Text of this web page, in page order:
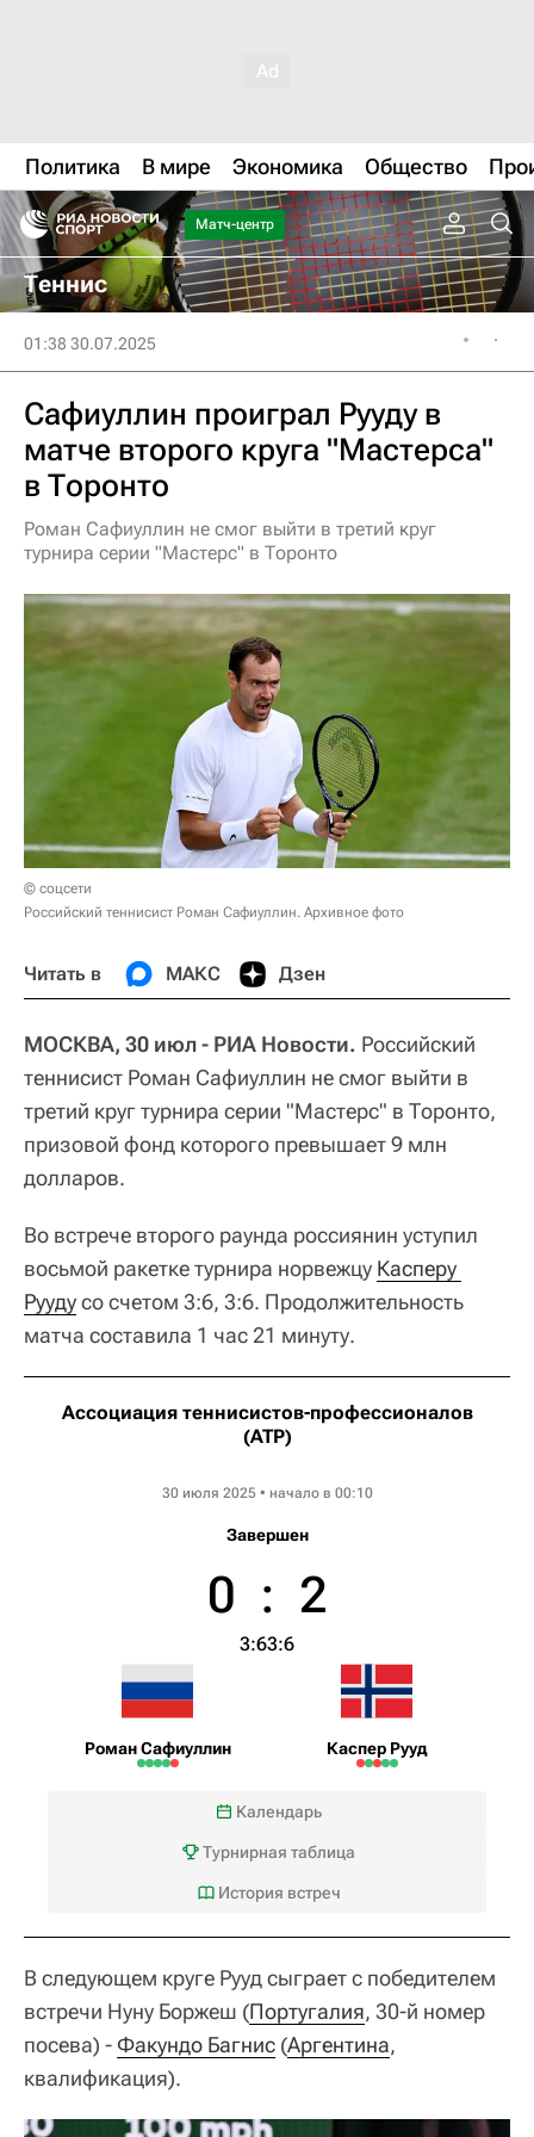
Политика В мире Экономика Общество
Матч-центр
Теннис
01:38 30.07.2025
Сафиуллин проиграл Рууду в
матче второго круга "Мастерса"
в Торонто
Роман Сафиуллин не смог выйти в третий круг
турнира серии "Мастерс" в Торонто
© соцсети
Российский теннисист Роман Сафиуллин. Архивное фото
Читать в МАКС Дзен
МОСКВА, 30 июл - РИА Новости. Российский
теннисист Роман Сафиуллин не смог выйти в
третий круг турнира серии "Мастерс" в Торонто,
призовой фонд которого превышает 9 млн
долларов.
Во встрече второго раунда россиянин уступил
восьмой ракетке турнира норвежцу Касперу
Руудусо счетом 3:6, 3:6. Продолжительность
матча составила 1 час 21 минуту.
Ассоциация теннисистов-профессионалов
(ATP)
30 июля 2025 • начало в 00:10
Завершен
Роман Сафиуллин
0 : 2
3:63:6
Каспер Рууд
Календарь
Турнирная таблица
История встреч
В следующем круге Рууд сыграет с победителем
встречи Нуну Боржеш (Португалия, 30-й номер
посева) - Факундо Багнис (Аргентина,
квалификация).